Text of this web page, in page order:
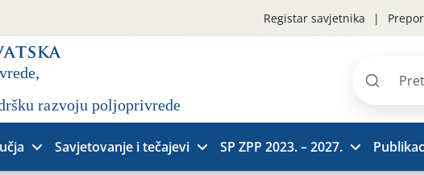
Registar savjetnika
Pretraži
Savjetovanje i tečajevi SP ZPP 2023. – 2027.